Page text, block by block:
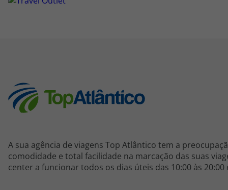
A sua agência de viagens Top Atlântico tem a
comodidade e total facilidade na marcação das suas
center a funcionar todos os dias úteis das 10:00 às 20:00